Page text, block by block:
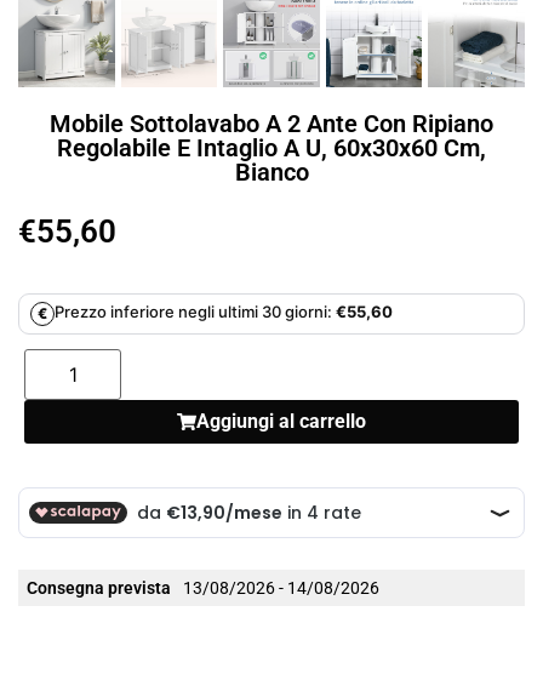
Mobile Sottolavabo A 2 Ante Con Ripiano
Regolabile E Intaglio A U, 60x30x60 Cm,
Bianco
€55,60
€ Prezzo inferiore negli ultimi 30 giorni: €55,60
Aggiungi al carrello
Consegna prevista 13/08/2026 - 14/08/2026